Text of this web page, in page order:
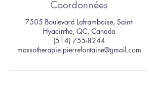
Coordonnées
7505 Boulevard Laframboise, Saint-
Hyacinthe, QC, Canada
(514) 755-8244
massotherapie.pierrefontaine@gmail.com